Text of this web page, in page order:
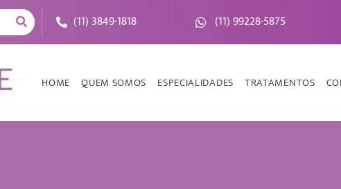
(11) 3849-1818 (11) 99228-5875
HOME QUEM SOMOS ESPECIALIDADES TRATAMENTOS